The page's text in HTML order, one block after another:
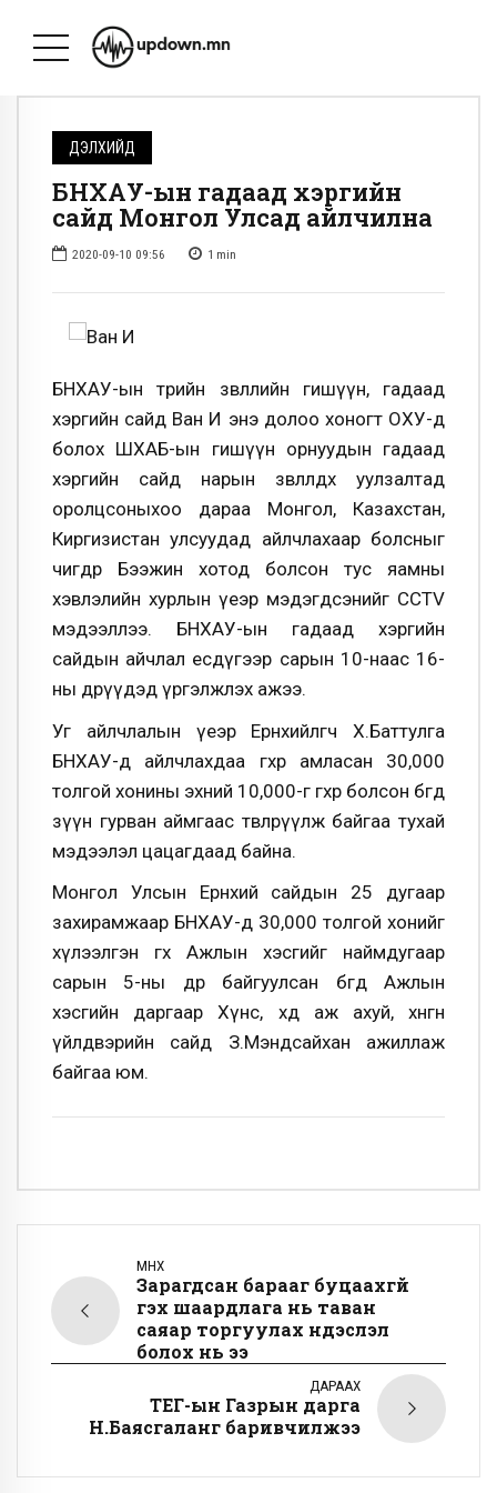
ДЭЛХИЙД
БНХАУ-ын гадаад хэргийн
сайд Монгол Улсад айлчилна
2020-09-10 09:56 1 min
БНХАУ-ын төрийн зөвлөлийн гишүүн, гадаад
хэргийн сайд Ван И энэ долоо хоногт ОХУ-д
болох ШХАБ-ын гишүүн орнуудын гадаад
хэргийн сайд нарын зөвлөлдөх уулзалтад
оролцсоныхоо дараа Монгол, Казахстан,
Киргизистан улсуудад айлчлахаар болсныг
өчигдөр Бээжин хотод болсон тус яамны
хэвлэлийн хурлын үеэр мэдэгдсэнийг ССТV
мэдээллээ. БНХАУ-ын гадаад хэргийн
сайдын айчлал есдүгээр сарын 10-наас 16-
ны өдрүүдэд үргэлжлэх ажээ.
Уг айлчлалын үеэр Ерөнхийлөгч Х.Баттулга
БНХАУ-д айлчлахдаа өгөхөөр амласан 30,000
толгой хонины эхний 10,000-г өгөхөөр болсон бөгөөд
зүүн гурван аймгаас төвлөрүүлж байгаа тухай
мэдээлэл цацагдаад байна.
Монгол Улсын Ерөнхий сайдын 25 дугаар
захирамжаар БНХАУ-д 30,000 толгой хонийг
хүлээлгэн өгөх Ажлын хэсгийг наймдугаар
сарын 5-ны өдөр байгуулсан бөгөөд Ажлын
хэсгийн даргаар Хүнс, хөдөө аж ахуй, хөнгөн
үйлдвэрийн сайд З.Мэндсайхан ажиллаж
байгаа юм.
ӨМНӨХ
Зарагдсан барааг буцаахгүй
гэх шаардлага нь таван
саяар торгуулах үндэслэл
болох нь ээ
ДАРААХ
ТЕГ-ын Газрын дарга
Н.Баясгаланг баривчилжээ